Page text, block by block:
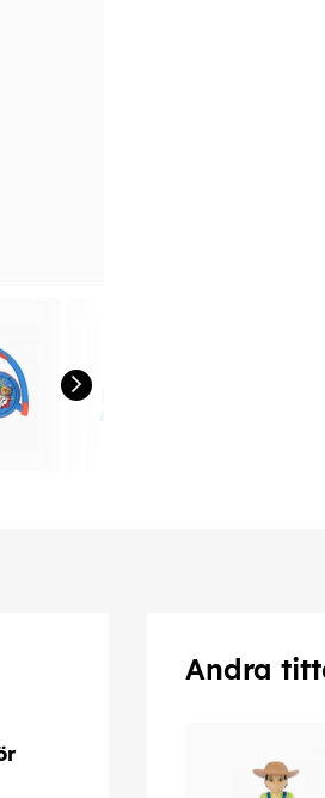
Andra